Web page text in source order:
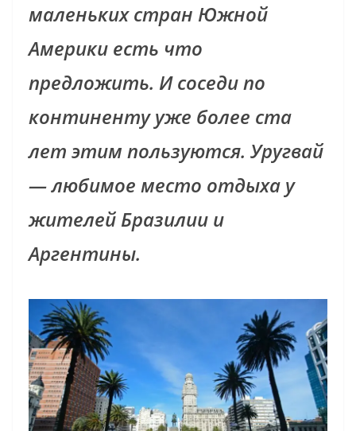
маленьких стран Южной
Америки есть что
предложить. И соседи по
континенту уже более ста
лет этим пользуются. Уругвай
— любимое место отдыха у
жителей Бразилии и
Аргентины.